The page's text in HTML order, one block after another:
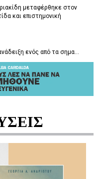
μεταφέρθηκε στον
και επιστημονική
ενός από τα σημα...